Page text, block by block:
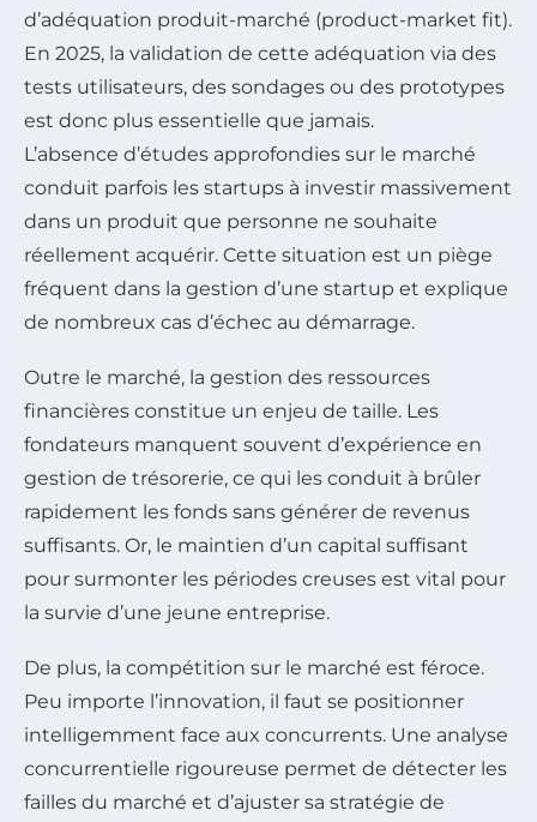
d’adéquation produit-marché (product-market fit).
En 2025, la validation de cette adéquation via des
tests utilisateurs, des sondages ou des prototypes
est donc plus essentielle que jamais.
L’absence d’études approfondies sur le marché
conduit parfois les startups à investir massivement
dans un produit que personne ne souhaite
réellement acquérir. Cette situation est un piège
fréquent dans la gestion d’une startup et explique
de nombreux cas d’échec au démarrage.
Outre le marché, la gestion des ressources
financières constitue un enjeu de taille. Les
fondateurs manquent souvent d’expérience en
gestion de trésorerie, ce qui les conduit à brûler
rapidement les fonds sans générer de revenus
suffisants. Or, le maintien d’un capital suffisant
pour surmonter les périodes creuses est vital pour
la survie d’une jeune entreprise.
De plus, la compétition sur le marché est féroce.
Peu importe l’innovation, il faut se positionner
intelligemment face aux concurrents. Une analyse
concurrentielle rigoureuse permet de détecter les
failles du marché et d’ajuster sa stratégie de